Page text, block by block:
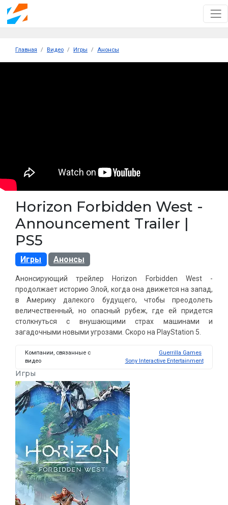
Главная Видео Игры Анонсы
Horizon Forbidden West -
Announcement Trailer |
PS5
Игры Анонсы
Анонсирующий трейлер Horizon Forbidden West -
продолжает историю Элой, когда она движется на запад,
в Америку далекого будущего, чтобы преодолеть
величественный, но опасный рубеж, где ей придется
столкнуться с внушающими страх машинами и
загадочными новыми угрозами. Скоро на PlayStation 5.
Компании, связанные с
видео
Guerrilla Games
Sony Interactive Entertainment
Игры